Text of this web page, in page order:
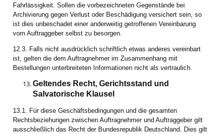
Fahrlässigkeit. Sollen die vorbezeichneten Gegenstände bei
Archivierung gegen Verlust oder Beschädigung versichert sein, so
ist dies unbeschadet einer anderweitig getroffenen Vereinbarung
vom Auftraggeber selbst zu besorgen.
12.3. Falls nicht ausdrücklich schriftlich etwas anderes vereinbart
ist, gelten die dem Auftragnehmer im Zusammenhang mit
Bestellungen unterbreiteten Informationen nicht als vertraulich.
Geltendes Recht, Gerichtsstand und
Salvatorische Klausel
13.1. Für diese Geschäftsbedingungen und die gesamten
Rechtsbeziehungen zwischen Auftragnehmer und Auftraggeber gilt
ausschließlich das Recht der Bundesrepublik Deutschland. Dies gilt